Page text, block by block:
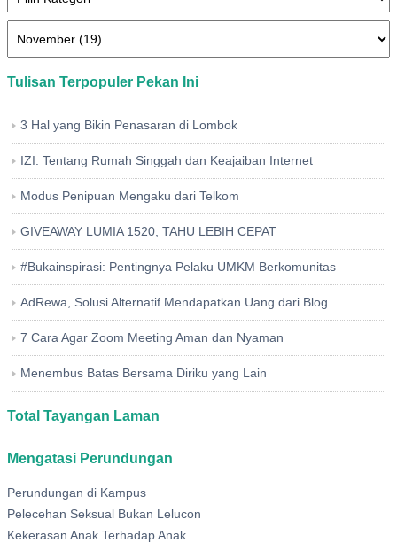
Tulisan Terpopuler Pekan Ini
3 Hal yang Bikin Penasaran di Lombok
IZI: Tentang Rumah Singgah dan Keajaiban Internet
Modus Penipuan Mengaku dari Telkom
GIVEAWAY LUMIA 1520, TAHU LEBIH CEPAT
#Bukainspirasi: Pentingnya Pelaku UMKM Berkomunitas
AdRewa, Solusi Alternatif Mendapatkan Uang dari Blog
7 Cara Agar Zoom Meeting Aman dan Nyaman
Menembus Batas Bersama Diriku yang Lain
Total Tayangan Laman
Mengatasi Perundungan
Perundungan di Kampus
Pelecehan Seksual Bukan Lelucon
Kekerasan Anak Terhadap Anak